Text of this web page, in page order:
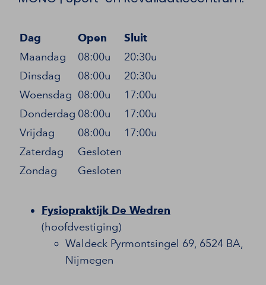
Dag Open
Sluit
Maandag
08:00u
20:30u
Dinsdag
08:00u
20:30u
Woensdag 08:00u
17:00u
Donderdag 08:00u
17:00u
Vrijdag
08:00u
17:00u
Zaterdag
Gesloten
Zondag
Gesloten
Fysiopraktijk De Wedren
(hoofdvestiging)
Waldeck Pyrmontsingel 69, 6524 BA,
Nijmegen